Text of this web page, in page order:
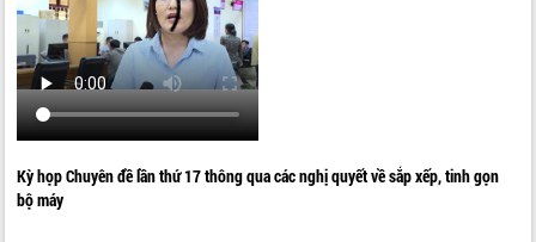
Kỳ họp Chuyên đề lần thứ 17 thông qua các nghị quyết về sắp xếp, tinh gọn
bộ máy